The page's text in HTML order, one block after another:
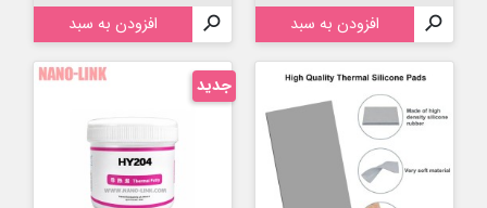
 افزودن به سبد  افزودن به سبد
جدید